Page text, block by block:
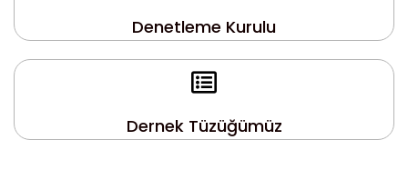
Denetleme Kurulu
Dernek Tüzüğümüz